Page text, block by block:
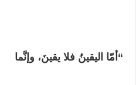
“أمّا اليقينُ فلا يقينَ، وإنَّما